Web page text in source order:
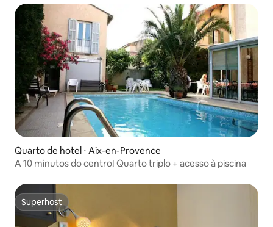
Quarto de hotel ⋅ Aix-en-Provence
A 10 minutos do centro! Quarto triplo + acesso à piscina
Superhost
Superhost